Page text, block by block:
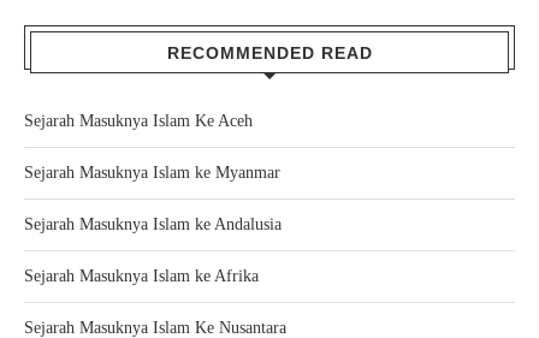
RECOMMENDED READ
Sejarah Masuknya Islam Ke Aceh
Sejarah Masuknya Islam ke Myanmar
Sejarah Masuknya Islam ke Andalusia
Sejarah Masuknya Islam ke Afrika
Sejarah Masuknya Islam Ke Nusantara